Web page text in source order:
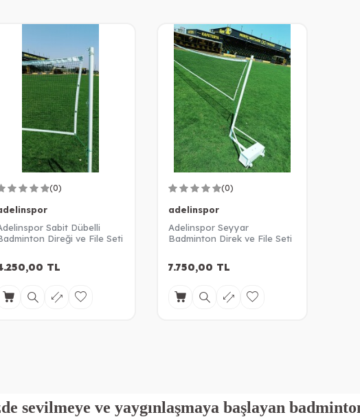
(0)
Sabit Dübelli
Direği ve File Seti
TL
(0)
adelinspor
Adelinspor Seyyar
Badminton Direk ve File Seti
7.750,00 TL
sevilmeye ve yaygınlaşmaya başlayan